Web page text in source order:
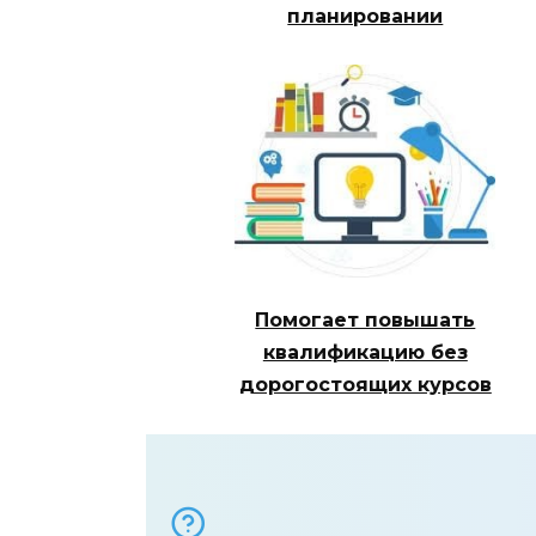
планировании
Помогает повышать
квалификацию без
дорогостоящих курсов